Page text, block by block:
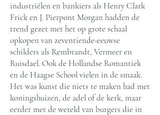
industriëlen en bankiers als Henry Clark
Frick en J. Pierpont Morgan hadden de
trend gezet met het op grote schaal
opkopen van zeventiende-eeuwse
schilders als Rembrandt, Vermeer en
Ruisdael. Ook de Hollandse Romantiek
en de Haagse School vielen in de smaak.
Het was kunst die niets te maken had met
koningshuizen, de adel of de kerk, maar
eerder met de wereld van burgers die in